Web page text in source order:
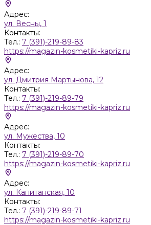
Адрес:
ул. Весны, 1
Контакты:
Тел.: 7 (391)-219-89-83
https://magazin-kosmetiki-kapriz.ru
Адрес:
ул. Дмитрия Мартынова, 12
Контакты:
Тел.: 7 (391)-219-89-79
https://magazin-kosmetiki-kapriz.ru
Адрес:
ул. Мужества, 10
Контакты:
Тел.: 7 (391)-219-89-70
https://magazin-kosmetiki-kapriz.ru
Адрес:
ул. Капитанская, 10
Контакты:
Тел.: 7 (391)-219-89-71
https://magazin-kosmetiki-kapriz.ru